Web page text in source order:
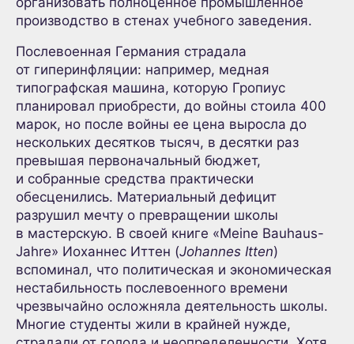
производство в стенах учебного заведения.
Послевоенная Германия страдала
от гиперинфляции: например, медная
типографская машина, которую Гропиус
планировал приобрести, до войны стоила 400
марок, но после войны ее цена выросла до
нескольких десятков тысяч, в десятки раз
превышая первоначальный бюджет,
и собранные средства практически
обесценились. Материальный дефицит
разрушил мечту о превращении школы
в мастерскую. В своей книге «Meine Bauhaus-
Jahre» Иоханнес Иттен (Johannes Itten)
вспоминал, что политическая и экономическая
нестабильность послевоенного времени
чрезвычайно осложняла деятельность школы.
Многие студенты жили в крайней нужде,